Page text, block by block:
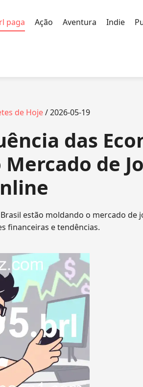
paga Ação Aventura Indie
de Hoje/ 2026-05-19
das
de
estão moldando o mercado de
financeiras e tendências.